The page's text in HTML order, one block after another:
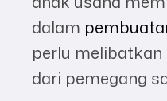
dalam
perlu
dari pemegang